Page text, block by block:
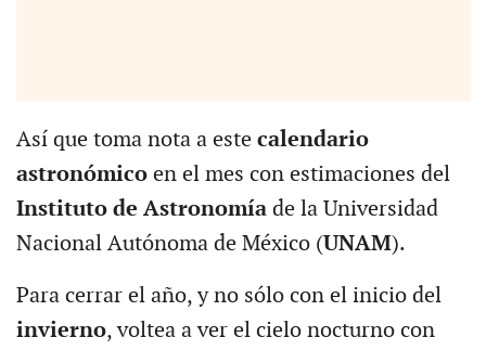
Así que toma nota a este calendario
astronómicoen el mes con estimaciones del
Instituto de Astronomíade la Universidad
Nacional Autónoma de México (UNAM).
Para cerrar el año, y no sólo con el inicio del
invierno, voltea a ver el cielo nocturno con